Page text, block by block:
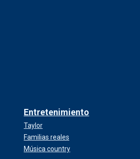
Entretenimiento
Taylor
Familias reales
Música country